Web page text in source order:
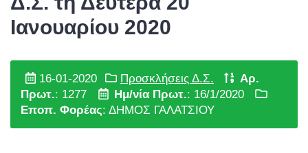
Ιανουαρίου 2020
16-01-2020 Προσκλήσεις Δ.Σ.
Αρ.
Πρωτ.: 1277 Ημ/νία Πρωτ.: 16/1/2020
Εποπ. Φορέας: ΔΗΜΟΣ ΓΑΛΑΤΣΙΟΥ